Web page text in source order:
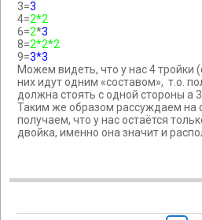
3=3
4=2*2
6=2*3
8=2*2*2
9=3*3
Можем видеть, что у нас 4 тройки
них идут одним «составом», т.о.
должна стоять с одной стороны а
Таким же образом рассуждаем на
получаем, что у нас остаётся
двойка, именно она значит и